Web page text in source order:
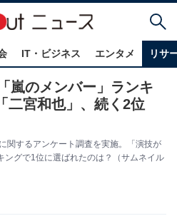
IT・ビジネス エンタメ リサ
嵐のメンバー」ランキ
二宮和也」、続く2位
関するアンケート調査を実施。「演技が
ングで1位に選ばれたのは？（サムネイル